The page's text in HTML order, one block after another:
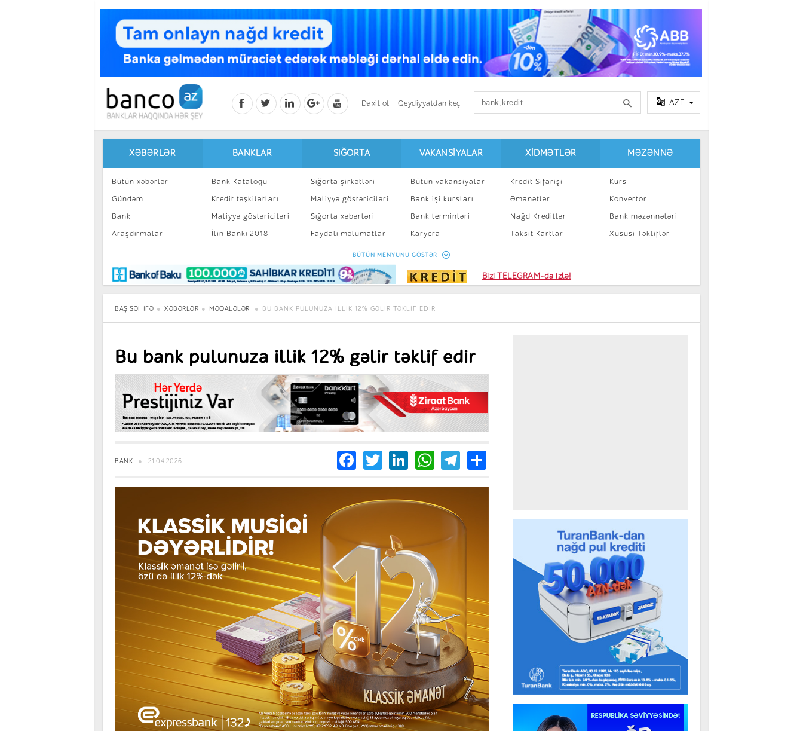
Daxil ol Qeydiyyatdan keç AZE
XƏBƏRLƏR
Bütün xəbərlər
Gündəm
Bank
Araşdırmalar
Maraqlı
BancoTV
Müsahibə
BANKLAR
Bank Kataloqu
Kredit təşkilatları
Maliyyə göstəriciləri
İlin Bankı 2018
SIĞORTA
Sığorta şirkətləri
Maliyyə göstəriciləri
Sığorta xəbərləri
Faydalı məlumatlar
Sığorta kalkulyatoru
VAKANSIYALAR
Bütün vakansiyalar
Bank işi kursları
Bank terminləri
Karyera
Peşakar inkişaf
XIDMƏTLƏR
Kredit Sifarişi
Əmanətlər
Nağd Kreditlər
Taksit Kartlar
Kart sifarişi
MƏZƏNNƏ
Kurs
Konvertor
Bank məzənnələri
Xüsusi Təkliflər
BÜTÜN MENYUNU GÖSTƏR
Bizi TELEGRAM-da izlə!
BAŞ SƏHIFƏ XƏBƏRLƏR MƏQALƏLƏR BU BANK PULUNUZA ILLIK 12% GƏLIR TƏKLIF EDIR
Bu bank pulunuza illik 12% gəlir təklif edir
BANK 21.04.2026 Facebook
TwitterLinkedIn
WhatsApp
Telegram
Share